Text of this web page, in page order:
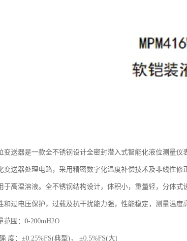
变送器是一款全不锈钢设计全密封潜入式智能化液位测量
变送器处理电路，采用精密数字化温度补偿技术及非线性
于高温溶液。全不锈钢结构设计，体积小，重量轻，分体式
和过电压保护，过载及抗干扰能力强，性能稳定，测量温度
范围：0-200mH2O
度：±0.25%FS(典型)， ±0.5%FS(大)